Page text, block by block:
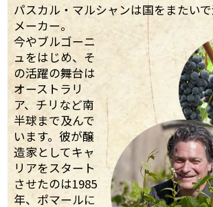
パスカル・マルシャンは国をまたい
メーカー。
今やブルゴーニ
ュをはじめ、そ
の活躍の舞台は
オーストラリ
ア、チリなど南
半球まで及んで
います。彼が醸
造家としてキャ
リアをスタート
させたのは1985
年、ポマールに